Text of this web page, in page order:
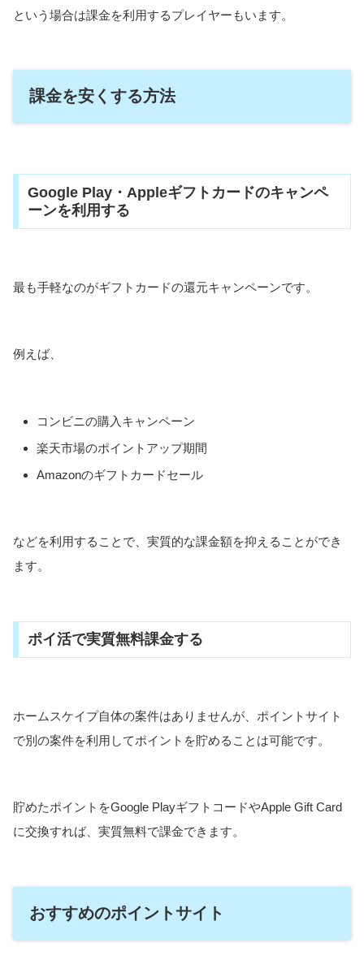
という場合は課金を利用するプレイヤーもいます。
課金を安くする方法
Google Play・Appleギフトカードのキャンペ
ーンを利用する
最も手軽なのがギフトカードの還元キャンペーンです。
例えば、
コンビニの購入キャンペーン
楽天市場のポイントアップ期間
Amazonのギフトカードセール
などを利用することで、実質的な課金額を抑えることができ
ます。
ポイ活で実質無料課金する
ホームスケイプ自体の案件はありませんが、ポイントサイト
で別の案件を利用してポイントを貯めることは可能です。
貯めたポイントをGoogle PlayギフトコードやApple Gift Card
に交換すれば、実質無料で課金できます。
おすすめのポイントサイト